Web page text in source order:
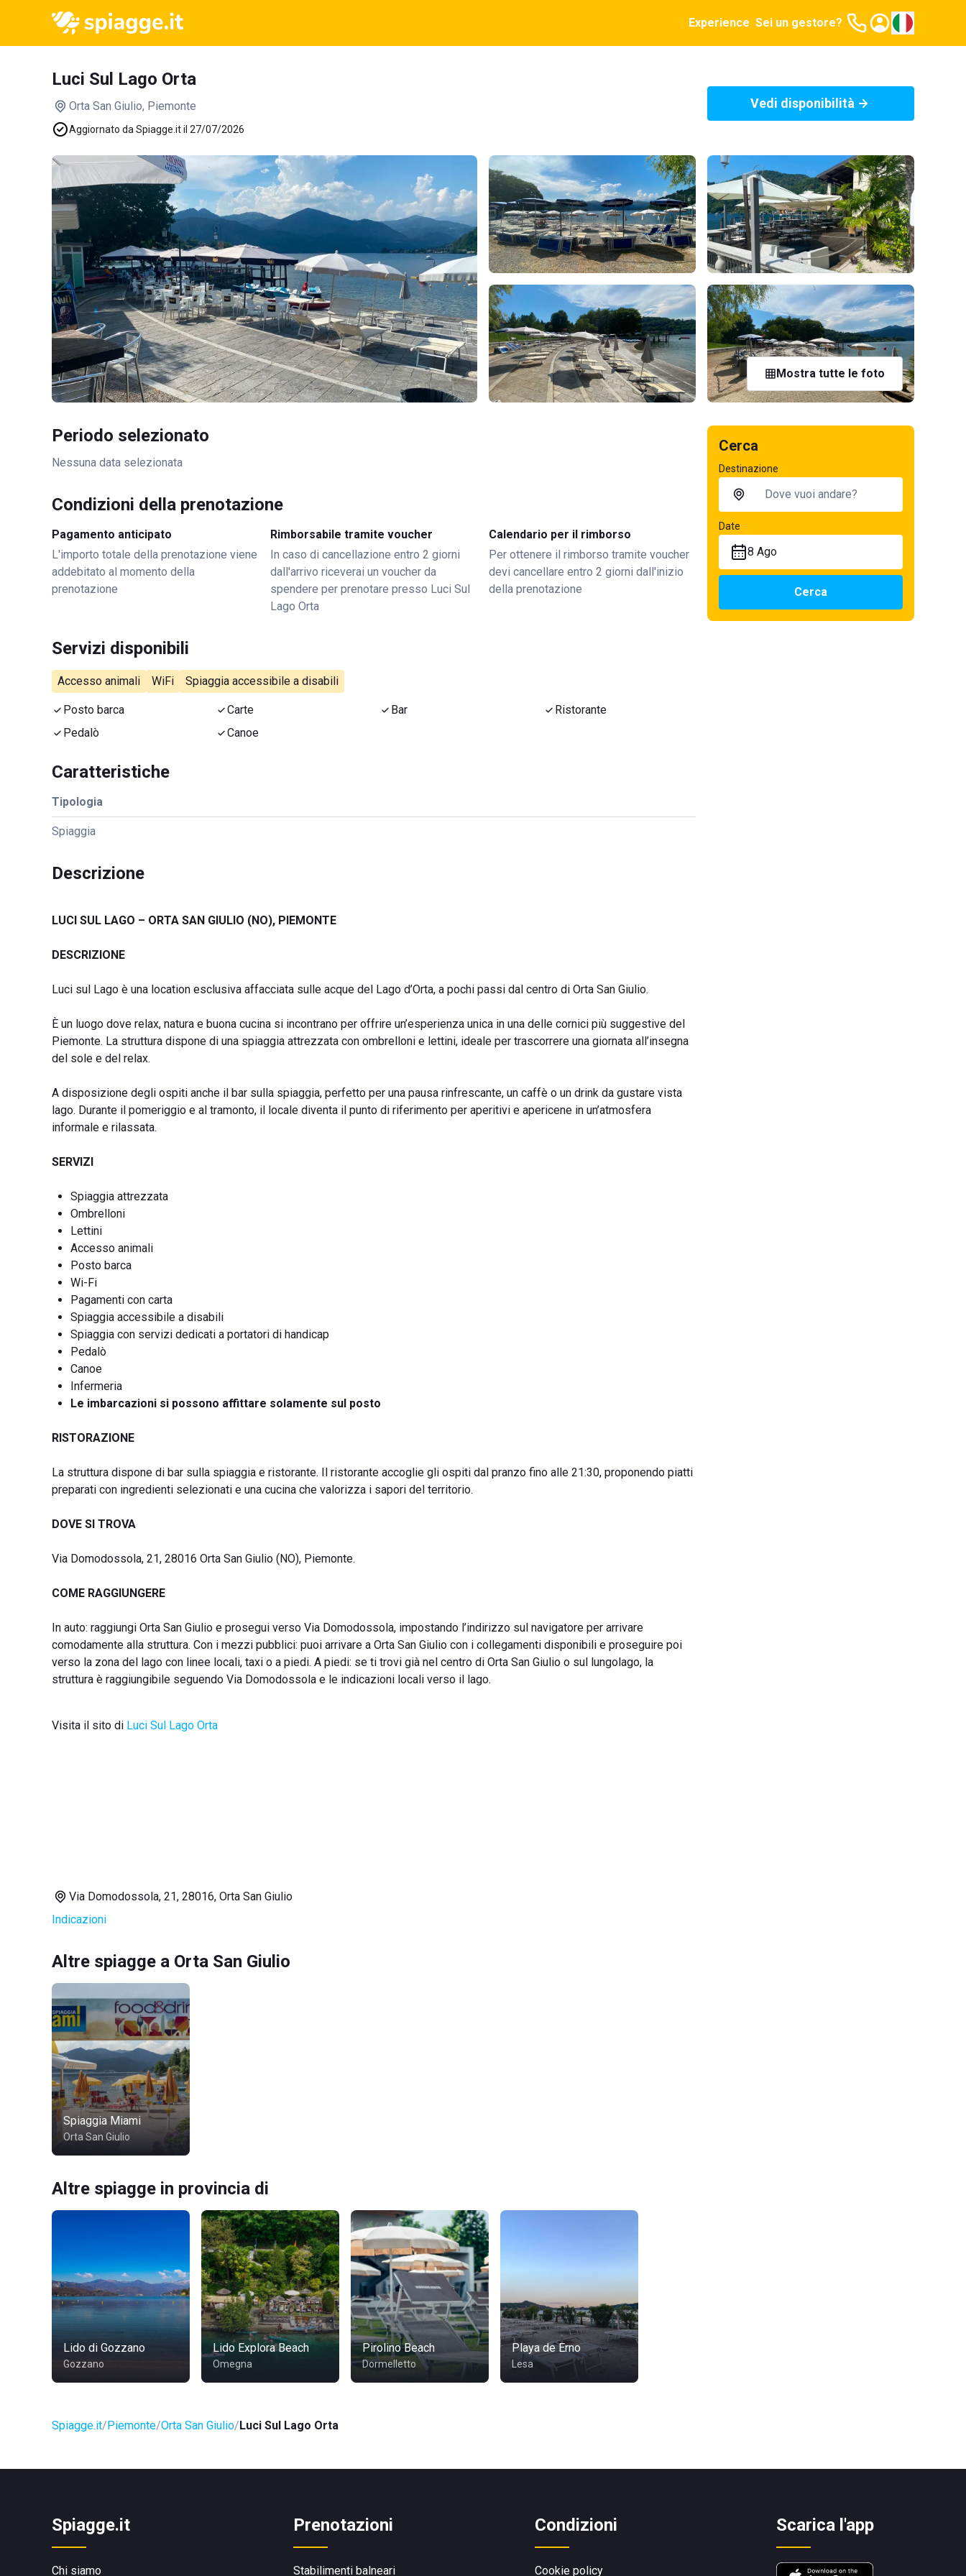
Experience Sei un gestore?
Luci Sul Lago Orta
Orta San Giulio, Piemonte
Aggiornato da Spiagge.it il 27/07/2026
Vedi disponibilità
Mostra tutte le foto
Periodo selezionato
Nessuna data selezionata
Condizioni della prenotazione
Pagamento anticipato
L'importo totale della prenotazione viene
addebitato al momento della
prenotazione
Rimborsabile tramite voucher
In caso di cancellazione entro 2 giorni
dall'arrivo riceverai un voucher da
spendere per prenotare presso Luci Sul
Lago Orta
Calendario per il rimborso
Per ottenere il rimborso tramite voucher
devi cancellare entro 2 giorni dall'inizio
della prenotazione
Servizi disponibili
Accesso animali WiFi Spiaggia accessibile a disabili
Posto barca Carte Bar
Ristorante
Pedalò
Canoe
Caratteristiche
Tipologia
Spiaggia
Descrizione
LUCI SUL LAGO – ORTA SAN GIULIO (NO), PIEMONTE
DESCRIZIONE
Luci sul Lago è una location esclusiva affacciata sulle acque del Lago d’Orta, a pochi passi dal centro di Orta San Giulio.
È un luogo dove relax, natura e buona cucina si incontrano per offrire un’esperienza unica in una delle cornici più suggestive del
Piemonte. La struttura dispone di una spiaggia attrezzata con ombrelloni e lettini, ideale per trascorrere una giornata all’insegna
del sole e del relax.
A disposizione degli ospiti anche il bar sulla spiaggia, perfetto per una pausa rinfrescante, un caffè o un drink da gustare vista
lago. Durante il pomeriggio e al tramonto, il locale diventa il punto di riferimento per aperitivi e apericene in un’atmosfera
informale e rilassata.
SERVIZI
Spiaggia attrezzata
Ombrelloni
Lettini
Accesso animali
Posto barca
Wi-Fi
Pagamenti con carta
Spiaggia accessibile a disabili
Spiaggia con servizi dedicati a portatori di handicap
Pedalò
Canoe
Infermeria
Le imbarcazioni si possono affittare solamente sul posto
RISTORAZIONE
La struttura dispone di bar sulla spiaggia e ristorante. Il ristorante accoglie gli ospiti dal pranzo fino alle 21:30, proponendo piatti
preparati con ingredienti selezionati e una cucina che valorizza i sapori del territorio.
DOVE SI TROVA
Via Domodossola, 21, 28016 Orta San Giulio (NO), Piemonte.
COME RAGGIUNGERE
In auto: raggiungi Orta San Giulio e prosegui verso Via Domodossola, impostando l’indirizzo sul navigatore per arrivare
comodamente alla struttura. Con i mezzi pubblici: puoi arrivare a Orta San Giulio con i collegamenti disponibili e proseguire poi
verso la zona del lago con linee locali, taxi o a piedi. A piedi: se ti trovi già nel centro di Orta San Giulio o sul lungolago, la
struttura è raggiungibile seguendo Via Domodossola e le indicazioni locali verso il lago.
Visita il sito di Luci Sul Lago Orta
Via Domodossola, 21, 28016, Orta San Giulio
Indicazioni
Altre spiagge a Orta San Giulio
Spiaggia Miami
Orta San Giulio
Altre spiagge in provincia di
Lido di Gozzano
Gozzano
Lido Explora Beach
Omegna
Pirolino Beach
Dormelletto
Playa de Erno
Lesa
Spiagge.it Piemonte Orta San Giulio Luci Sul Lago Orta
Cerca
Destinazione
Date
8 Ago
Cerca
Spiagge.it
Chi siamo
Prenotazioni
Stabilimenti balneari
Condizioni
Cookie policy
Scarica l'app